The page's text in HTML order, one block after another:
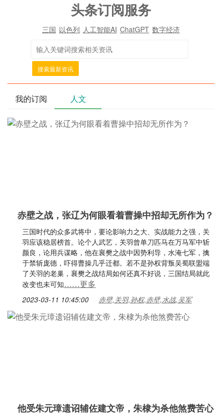
头条订阅服务
三国 以色列 人工智能AI ChatGPT 数字经济
搜索最新资讯
我的订阅 人文
赤壁之战，张辽为何眼看着曹操中招却无所作为？
三国时代的众多武将中，要论影响力之大、实战能力之强，关
羽应该稳居榜首。论个人武艺，关羽曾单刀匹马在万马军中斩
颜良，论用兵谋略，他在襄樊之战中因势利导，水淹七军，擒
于禁斩庞德，吓得曹操几乎迁都。若不是孙权背叛吴蜀联盟端
了关羽的老巢，襄樊之战结局如何还真不好说，三国结局就此
改变也未可知……更多
2023-03-11 10:45:00 赤壁,关羽,孙权,赤壁,水战,吴军
他受朱元璋遗诏辅佐建文帝，朱棣为杀他煞费苦心